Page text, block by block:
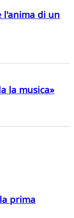
l'anima di un
la musica»
prima